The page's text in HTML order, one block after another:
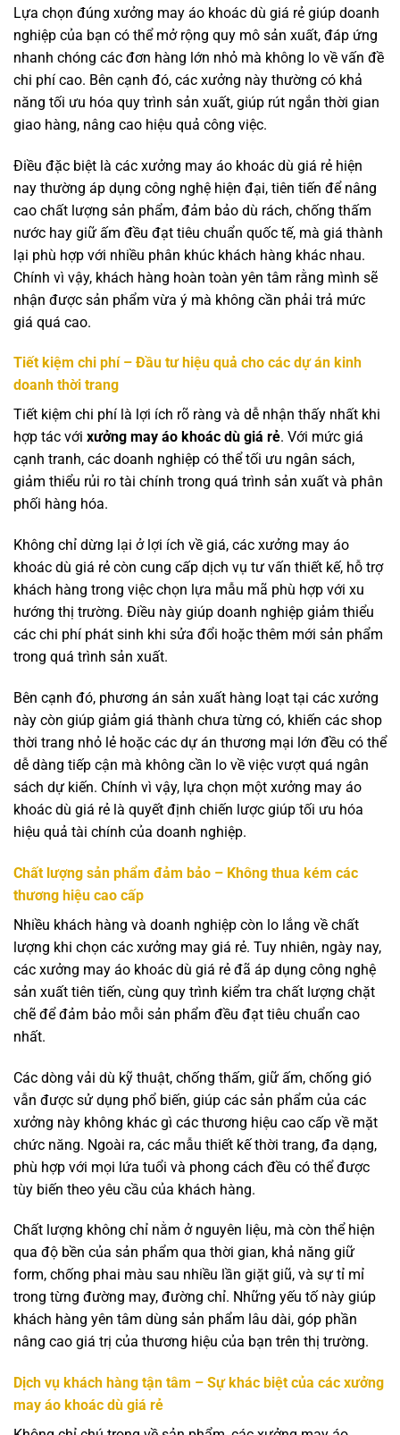
Lựa chọn đúng xưởng may áo khoác dù giá rẻ giúp doanh
nghiệp của bạn có thể mở rộng quy mô sản xuất, đáp ứng
nhanh chóng các đơn hàng lớn nhỏ mà không lo về vấn đề
chi phí cao. Bên cạnh đó, các xưởng này thường có khả
năng tối ưu hóa quy trình sản xuất, giúp rút ngắn thời gian
giao hàng, nâng cao hiệu quả công việc.
Điều đặc biệt là các xưởng may áo khoác dù giá rẻ hiện
nay thường áp dụng công nghệ hiện đại, tiên tiến để nâng
cao chất lượng sản phẩm, đảm bảo dù rách, chống thấm
nước hay giữ ấm đều đạt tiêu chuẩn quốc tế, mà giá thành
lại phù hợp với nhiều phân khúc khách hàng khác nhau.
Chính vì vậy, khách hàng hoàn toàn yên tâm rằng mình sẽ
nhận được sản phẩm vừa ý mà không cần phải trả mức
giá quá cao.
Tiết kiệm chi phí – Đầu tư hiệu quả cho các dự án kinh
doanh thời trang
Tiết kiệm chi phí là lợi ích rõ ràng và dễ nhận thấy nhất khi
hợp tác với xưởng may áo khoác dù giá rẻ. Với mức giá
cạnh tranh, các doanh nghiệp có thể tối ưu ngân sách,
giảm thiểu rủi ro tài chính trong quá trình sản xuất và phân
phối hàng hóa.
Không chỉ dừng lại ở lợi ích về giá, các xưởng may áo
khoác dù giá rẻ còn cung cấp dịch vụ tư vấn thiết kế, hỗ trợ
khách hàng trong việc chọn lựa mẫu mã phù hợp với xu
hướng thị trường. Điều này giúp doanh nghiệp giảm thiểu
các chi phí phát sinh khi sửa đổi hoặc thêm mới sản phẩm
trong quá trình sản xuất.
Bên cạnh đó, phương án sản xuất hàng loạt tại các xưởng
này còn giúp giảm giá thành chưa từng có, khiến các shop
thời trang nhỏ lẻ hoặc các dự án thương mại lớn đều có thể
dễ dàng tiếp cận mà không cần lo về việc vượt quá ngân
sách dự kiến. Chính vì vậy, lựa chọn một xưởng may áo
khoác dù giá rẻ là quyết định chiến lược giúp tối ưu hóa
hiệu quả tài chính của doanh nghiệp.
Chất lượng sản phẩm đảm bảo – Không thua kém các
thương hiệu cao cấp
Nhiều khách hàng và doanh nghiệp còn lo lắng về chất
lượng khi chọn các xưởng may giá rẻ. Tuy nhiên, ngày nay,
các xưởng may áo khoác dù giá rẻ đã áp dụng công nghệ
sản xuất tiên tiến, cùng quy trình kiểm tra chất lượng chặt
chẽ để đảm bảo mỗi sản phẩm đều đạt tiêu chuẩn cao
nhất.
Các dòng vải dù kỹ thuật, chống thấm, giữ ấm, chống gió
vẫn được sử dụng phổ biến, giúp các sản phẩm của các
xưởng này không khác gì các thương hiệu cao cấp về mặt
chức năng. Ngoài ra, các mẫu thiết kế thời trang, đa dạng,
phù hợp với mọi lứa tuổi và phong cách đều có thể được
tùy biến theo yêu cầu của khách hàng.
Chất lượng không chỉ nằm ở nguyên liệu, mà còn thể hiện
qua độ bền của sản phẩm qua thời gian, khả năng giữ
form, chống phai màu sau nhiều lần giặt giũ, và sự tỉ mỉ
trong từng đường may, đường chỉ. Những yếu tố này giúp
khách hàng yên tâm dùng sản phẩm lâu dài, góp phần
nâng cao giá trị của thương hiệu của bạn trên thị trường.
Dịch vụ khách hàng tận tâm – Sự khác biệt của các xưởng
may áo khoác dù giá rẻ